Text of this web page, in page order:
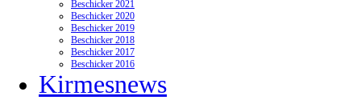
Beschicker 2021
Beschicker 2020
Beschicker 2019
Beschicker 2018
Beschicker 2017
Beschicker 2016
Kirmesnews